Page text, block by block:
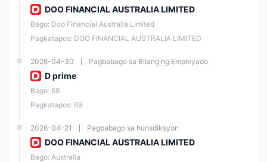
Forex
Commodities
Stock Indices
Doo Prime ay nag-aalok ng malawak na hanay ng mga kasangkapan
sa merkado upang matugunan ang iba't ibang pangangailangan sa
pag-trade ng kanilang mga kliyente. Ang mga kasangkapang ito ay
DOO FINANCIAL AUSTRALIA LIMITED
Bago: Doo Financial Australia Limited
Pagkatapos: DOO FINANCIAL AUSTRALIA LIMITED
2026-04-30 Pagbabago sa Bilang ng Empleyado
D prime
Bago: 68
Pagkatapos: 69
2026-04-21 Pagbabago sa hurisdiksyon
DOO FINANCIAL AUSTRALIA LIMITED
Bago: Australia